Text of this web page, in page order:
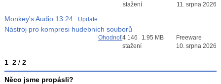
stažení
11. srpna 2026
Monkey's Audio 13.24 Update
Nástroj pro kompresi hudebních souborů
Ohodnoť4 146
stažení
1.95 MB
Freeware
10. srpna 2026
1–2/ 2
Něco jsme propásli?